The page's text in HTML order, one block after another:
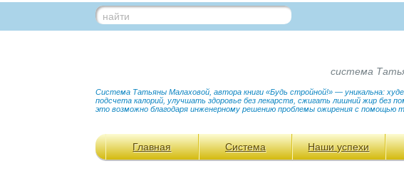
найти
система
Система Татьяны Малаховой, автора книги «Будь стройной!» — уникальна:
подсчета калорий, улучшать здоровье без лекарств, сжигать лишний жир без
это возможно благодаря инженерному решению проблемы ожирения с помощью
Главная Система Наши успехи